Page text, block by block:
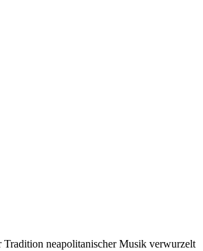
Tradition neapolitanischer Musik verwurzelt